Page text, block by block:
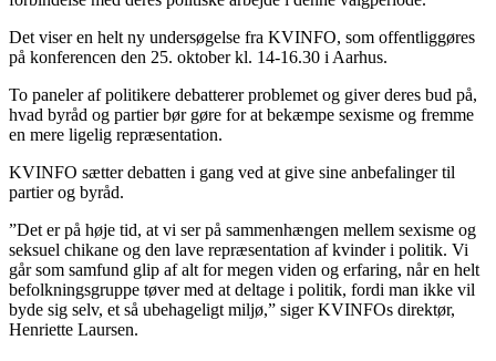
Det viser en helt ny undersøgelse fra KVINFO, som offentliggøres
på konferencen den 25. oktober kl. 14-16.30 i Aarhus.
To paneler af politikere debatterer problemet og giver deres bud på,
hvad byråd og partier bør gøre for at bekæmpe sexisme og fremme
en mere ligelig repræsentation.
KVINFO sætter debatten i gang ved at give sine anbefalinger til
partier og byråd.
”Det er på høje tid, at vi ser på sammenhængen mellem sexisme og
seksuel chikane og den lave repræsentation af kvinder i politik. Vi
går som samfund glip af alt for megen viden og erfaring, når en helt
befolkningsgruppe tøver med at deltage i politik, fordi man ikke vil
byde sig selv, et så ubehageligt miljø,” siger KVINFOs direktør,
Henriette Laursen.